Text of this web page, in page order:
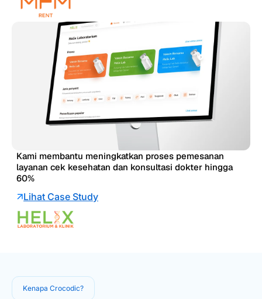
Kami membantu meningkatkan proses pemesanan
layanan cek kesehatan dan konsultasi dokter hingga
60%
Lihat Case Study
Kenapa Crocodic?